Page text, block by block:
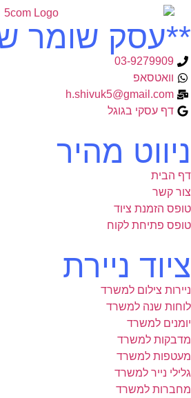
**עסק שומר
03-9279909
וואטסאפ
h.shivuk5@gmail.com
דף עסקי בגוגל
ניווט מהיר
דף הבית
צור קשר
טופס הזמנת ציוד
טופס פתיחת לקוח
ציוד ניירת
ניירות צילום למשרד
לוחות שנה למשרד
יומנים למשרד
מדבקות למשרד
מעטפות למשרד
גלילי נייר למשרד
מחברות למשרד